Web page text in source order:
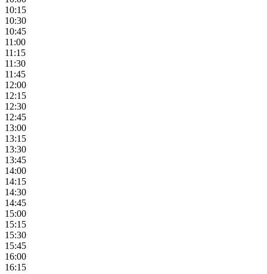
10:15
10:30
10:45
11:00
11:15
11:30
11:45
12:00
12:15
12:30
12:45
13:00
13:15
13:30
13:45
14:00
14:15
14:30
14:45
15:00
15:15
15:30
15:45
16:00
16:15